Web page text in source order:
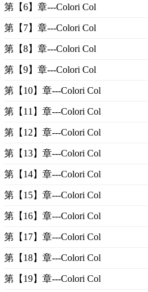
第【6】章---Colori Col
第【7】章---Colori Col
第【8】章---Colori Col
第【9】章---Colori Col
第【10】章---Colori Col
第【11】章---Colori Col
第【12】章---Colori Col
第【13】章---Colori Col
第【14】章---Colori Col
第【15】章---Colori Col
第【16】章---Colori Col
第【17】章---Colori Col
第【18】章---Colori Col
第【19】章---Colori Col